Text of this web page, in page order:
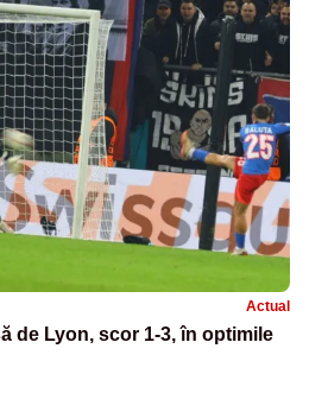
Actual
de Lyon, scor 1-3, în optimile